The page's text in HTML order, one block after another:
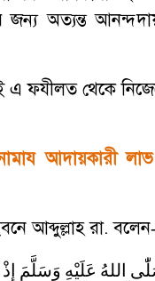
অত্যন্ত
এ ফযীলত থেকে
আদায়কারী
আব্দুল্লাহ রা. বলেন-
اللهُ عَلَيْهِ وَسَلَّمَ إِذْ